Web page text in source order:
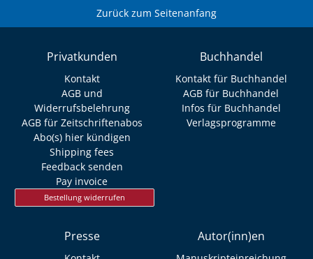
Zurück zum Seitenanfang
Privatkunden
Kontakt
AGB und
Widerrufsbelehrung
AGB für Zeitschriftenabos
Abo(s) hier kündigen
Shipping fees
Feedback senden
Pay invoice
Bestellung widerrufen
Buchhandel
Kontakt für Buchhandel
AGB für Buchhandel
Infos für Buchhandel
Verlagsprogramme
Presse Autor(inn)en